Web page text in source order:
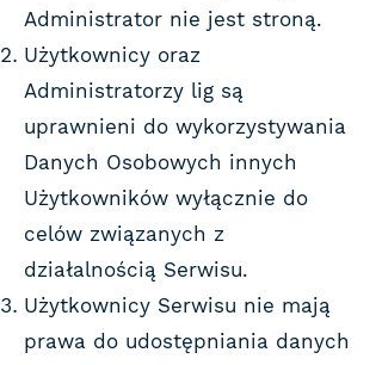
Administrator nie jest stroną.
Użytkownicy oraz
Administratorzy lig są
uprawnieni do wykorzystywania
Danych Osobowych innych
Użytkowników wyłącznie do
celów związanych z
działalnością Serwisu.
Użytkownicy Serwisu nie mają
prawa do udostępniania danych